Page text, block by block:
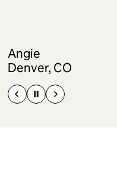
Angie
Denver, CO